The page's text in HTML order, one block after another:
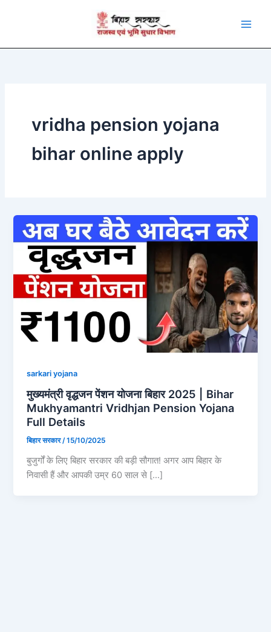
vridha pension yojana
bihar online apply
sarkari yojana
मुख्यमंत्री वृद्धजन पेंशन योजना बिहार 2025 | Bihar
Mukhyamantri Vridhjan Pension Yojana
Full Details
बिहार सरकार/15/10/2025
बुजुर्गों के लिए बिहार सरकार की बड़ी सौगात! अगर आप बिहार के
निवासी हैं और आपकी उम्र 60 साल से […]